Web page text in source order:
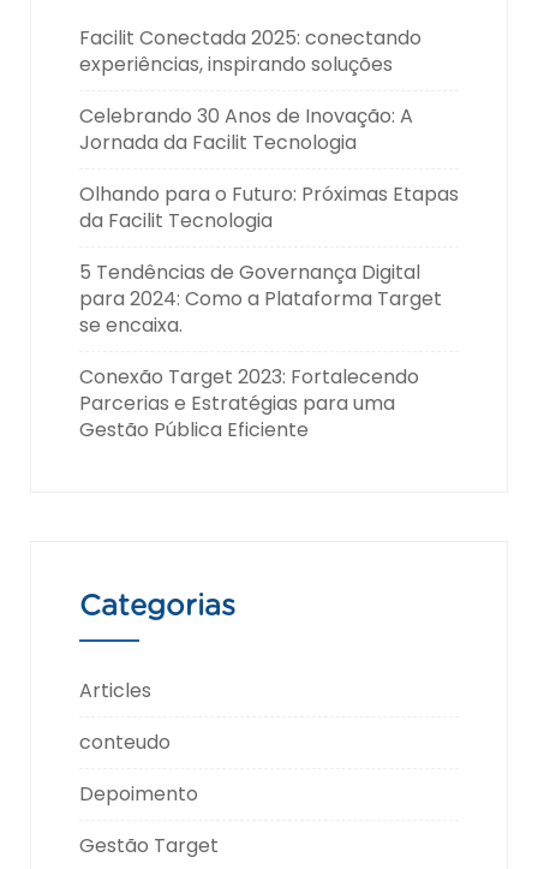
Facilit Conectada 2025: conectando
experiências, inspirando soluções
Celebrando 30 Anos de Inovação: A
Jornada da Facilit Tecnologia
Olhando para o Futuro: Próximas Etapas
da Facilit Tecnologia
5 Tendências de Governança Digital
para 2024: Como a Plataforma Target
se encaixa.
Conexão Target 2023: Fortalecendo
Parcerias e Estratégias para uma
Gestão Pública Eficiente
Categorias
Articles
conteudo
Depoimento
Gestão Target